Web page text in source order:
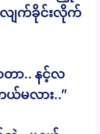
က်ခိုင်းလိုက်
တာ.. နင့်လ
မလား..”